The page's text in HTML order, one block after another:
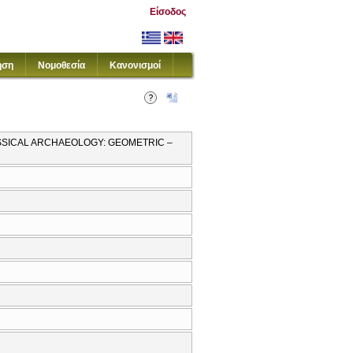
Είσοδος
Νομοθεσία Κανονισμοί
ARCHAEOLOGY: GEOMETRIC –